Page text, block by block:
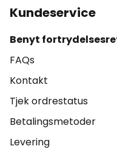
Kundeservice
Benyt
FAQs
Kontakt
Tjek ordrestatus
Betalingsmetoder
Levering